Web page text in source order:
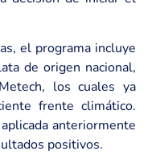
el programa incluye
de origen nacional,
los cuales ya
frente climático.
anteriormente
positivos.